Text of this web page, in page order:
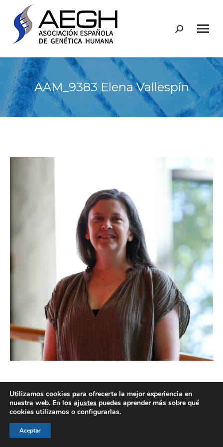
Buscar:
AAM_9383 Elena Vallespín
© AEGH - Todos los derechos reservados
Aviso legal
Utilizamos cookies para ofrecerte la mejor experiencia en
nuestra web. En los ajustes puedes aprender más sobre qué
cookies utilizamos o configurarlas.
Aceptar